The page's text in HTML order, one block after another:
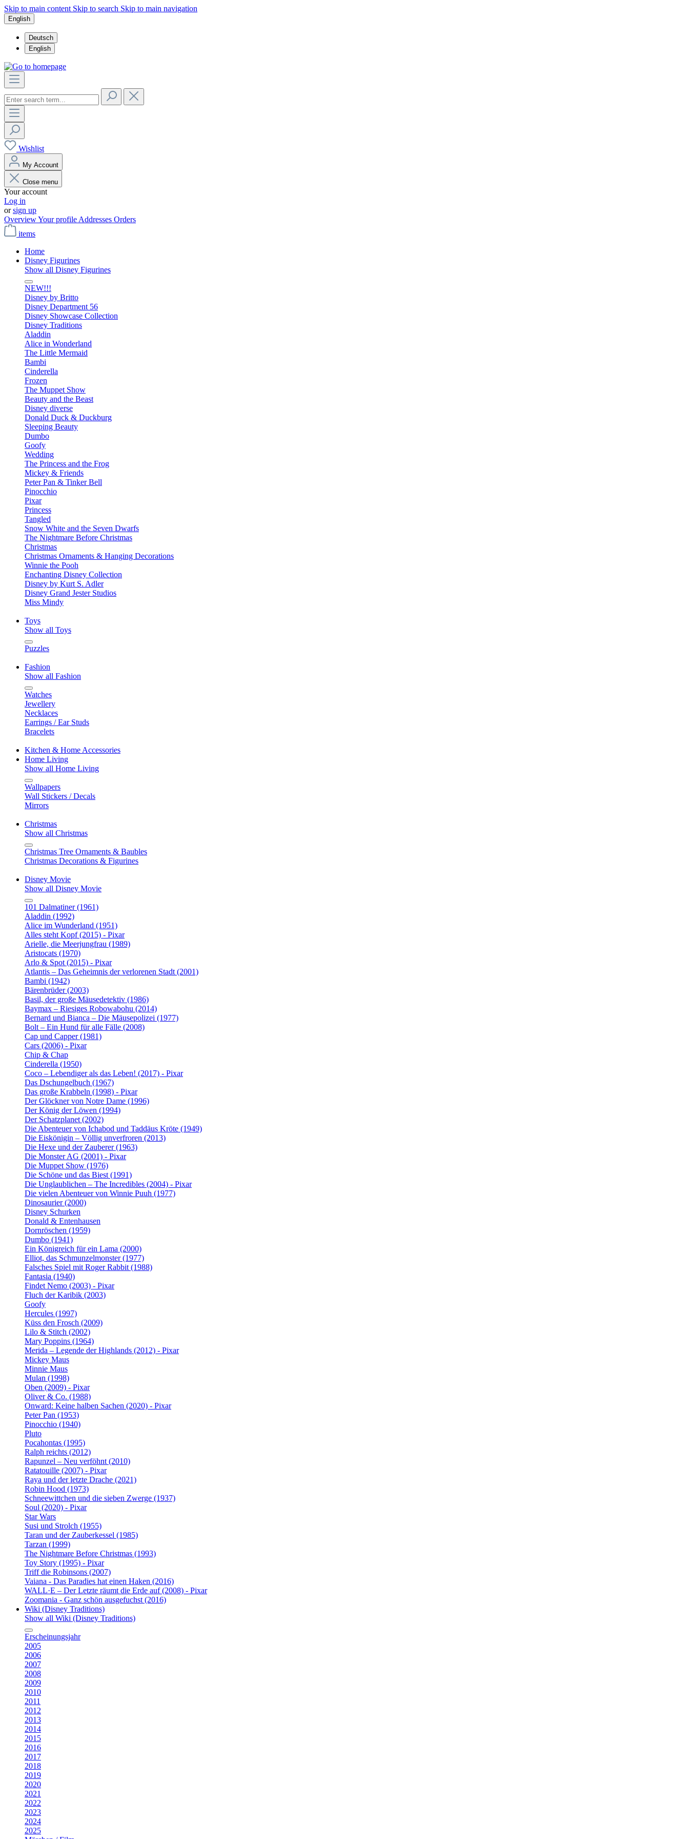
Skip to main content Skip to search Skip to main navigation
English
Deutsch
English
Wishlist
My Account
Close menu
Your account
Log in
orsign up
OverviewYour profile Addresses Orders
items
Home
Disney Figurines
Show all Disney Figurines
NEW!!!
Disney by Britto
Disney Department 56
Disney Showcase Collection
Disney Traditions
Aladdin
Alice in Wonderland
The Little Mermaid
Bambi
Cinderella
Frozen
The Muppet Show
Beauty and the Beast
Disney diverse
Donald Duck & Duckburg
Sleeping Beauty
Dumbo
Goofy
Wedding
The Princess and the Frog
Mickey & Friends
Peter Pan & Tinker Bell
Pinocchio
Pixar
Princess
Tangled
Snow White and the Seven Dwarfs
The Nightmare Before Christmas
Christmas
Christmas Ornaments & Hanging Decorations
Winnie the Pooh
Enchanting Disney Collection
Disney by Kurt S. Adler
Disney Grand Jester Studios
Miss Mindy
Toys
Show all Toys
Puzzles
Fashion
Show all Fashion
Watches
Jewellery
Necklaces
Earrings / Ear Studs
Bracelets
Kitchen & Home Accessories
Home Living
Show all Home Living
Wallpapers
Wall Stickers / Decals
Mirrors
Christmas
Show all Christmas
Christmas Tree Ornaments & Baubles
Christmas Decorations & Figurines
Disney Movie
Show all Disney Movie
101 Dalmatiner (1961)
Aladdin (1992)
Alice im Wunderland (1951)
Alles steht Kopf (2015) - Pixar
Arielle, die Meerjungfrau (1989)
Aristocats (1970)
Arlo & Spot (2015) - Pixar
Atlantis – Das Geheimnis der verlorenen Stadt (2001)
Bambi (1942)
Bärenbrüder (2003)
Basil, der große Mäusedetektiv (1986)
Baymax – Riesiges Robowabohu (2014)
Bernard und Bianca – Die Mäusepolizei (1977)
Bolt – Ein Hund für alle Fälle (2008)
Cap und Capper (1981)
Cars (2006) - Pixar
Chip & Chap
Cinderella (1950)
Coco – Lebendiger als das Leben! (2017) - Pixar
Das Dschungelbuch (1967)
Das große Krabbeln (1998) - Pixar
Der Glöckner von Notre Dame (1996)
Der König der Löwen (1994)
Der Schatzplanet (2002)
Die Abenteuer von Ichabod und Taddäus Kröte (1949)
Die Eiskönigin – Völlig unverfroren (2013)
Die Hexe und der Zauberer (1963)
Die Monster AG (2001) - Pixar
Die Muppet Show (1976)
Die Schöne und das Biest (1991)
Die Unglaublichen – The Incredibles (2004) - Pixar
Die vielen Abenteuer von Winnie Puuh (1977)
Dinosaurier (2000)
Disney Schurken
Donald & Entenhausen
Dornröschen (1959)
Dumbo (1941)
Ein Königreich für ein Lama (2000)
Elliot, das Schmunzelmonster (1977)
Falsches Spiel mit Roger Rabbit (1988)
Fantasia (1940)
Findet Nemo (2003) - Pixar
Fluch der Karibik (2003)
Goofy
Hercules (1997)
Küss den Frosch (2009)
Lilo & Stitch (2002)
Mary Poppins (1964)
Merida – Legende der Highlands (2012) - Pixar
Mickey Maus
Minnie Maus
Mulan (1998)
Oben (2009) - Pixar
Oliver & Co. (1988)
Onward: Keine halben Sachen (2020) - Pixar
Peter Pan (1953)
Pinocchio (1940)
Pluto
Pocahontas (1995)
Ralph reichts (2012)
Rapunzel – Neu verföhnt (2010)
Ratatouille (2007) - Pixar
Raya und der letzte Drache (2021)
Robin Hood (1973)
Schneewittchen und die sieben Zwerge (1937)
Soul (2020) - Pixar
Star Wars
Susi und Strolch (1955)
Taran und der Zauberkessel (1985)
Tarzan (1999)
The Nightmare Before Christmas (1993)
Toy Story (1995) - Pixar
Triff die Robinsons (2007)
Vaiana - Das Paradies hat einen Haken (2016)
WALL·E – Der Letzte räumt die Erde auf (2008) - Pixar
Zoomania - Ganz schön ausgefuchst (2016)
Wiki (Disney Traditions)
Show all Wiki (Disney Traditions)
Erscheinungsjahr
2005
2006
2007
2008
2009
2010
2011
2012
2013
2014
2015
2016
2017
2018
2019
2020
2021
2022
2023
2024
2025